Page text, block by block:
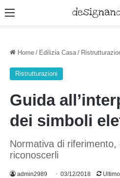
Menu
Home / Edilizia Casa /
Ristrutturazioni
Guida
dei simboli
Normativa di
riconoscerli
admin2989 03/12/2018